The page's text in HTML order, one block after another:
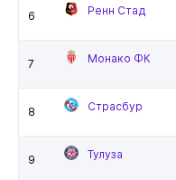
6 Ренн Стад
7 Монако ФК
8 Страсбур
9 Тулуза